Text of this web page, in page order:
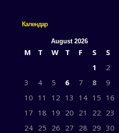
Календар
August 2026
M T W T F S
S
1
2
3
4 5 6 7 8
9
10 11 12 13 14 15 16
17 18 19 20 21 22 23
24 25 26 27 28 29 30